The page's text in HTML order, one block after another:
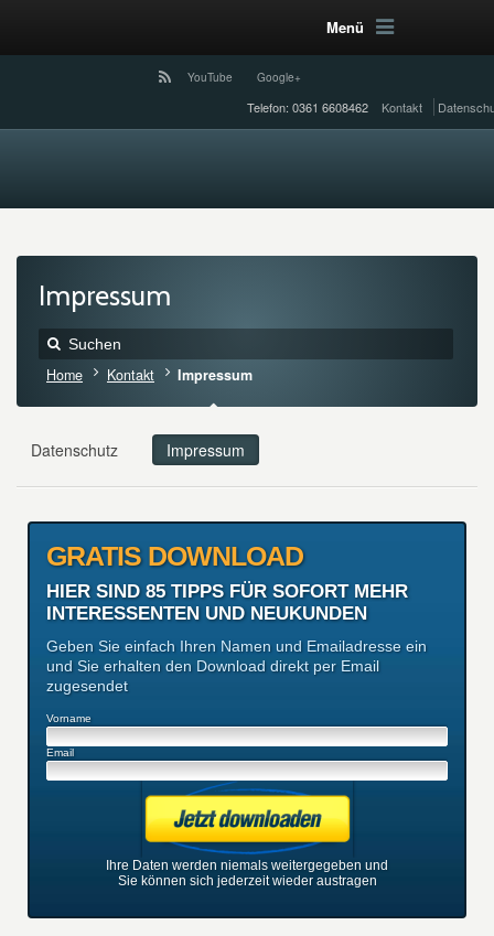
Menü
YouTube Google+
Telefon: 0361 6608462 Kontakt
Impressum
Home Kontakt Impressum
Datenschutz Impressum
GRATIS DOWNLOAD
HIER SIND 85 TIPPS FÜR SOFORT MEHR
INTERESSENTEN UND NEUKUNDEN
Geben Sie einfach Ihren Namen und Emailadresse ein
und Sie erhalten den Download direkt per Email
zugesendet
Vorname
Email
Ihre Daten werden niemals weitergegeben und
Sie können sich jederzeit wieder austragen